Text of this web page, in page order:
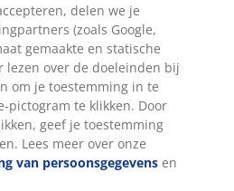
delen we je
(zoals Google,
gemaakte en statische
lezen over de doeleinden bij
om je toestemming in te
pictogram te klikken. Door
geef je toestemming
Lees meer over onze
van persoonsgegevens en